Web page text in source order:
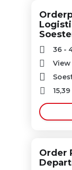
36 -
15,39
Order